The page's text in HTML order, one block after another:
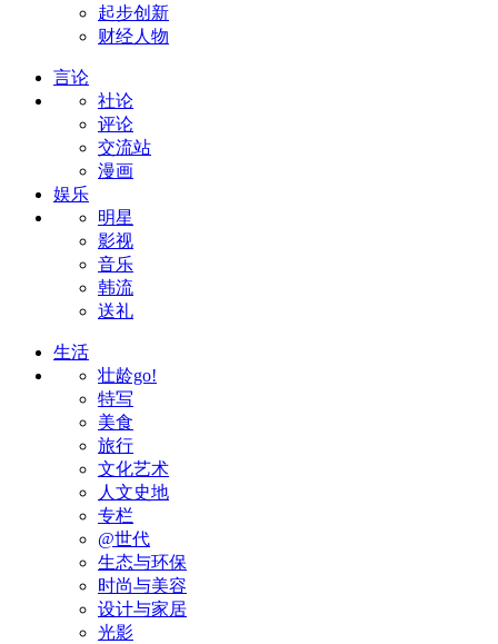
起步创新
财经人物
言论
社论
评论
交流站
漫画
娱乐
明星
影视
音乐
韩流
送礼
生活
壮龄go!
特写
美食
旅行
文化艺术
人文史地
专栏
@世代
生态与环保
时尚与美容
设计与家居
光影